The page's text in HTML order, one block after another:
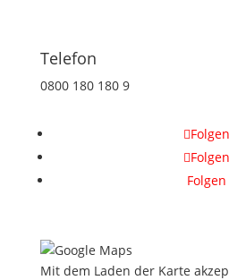
Telefon
0800 180 180 9
Folgen
Folgen
Folgen
Mit dem Laden der Karte